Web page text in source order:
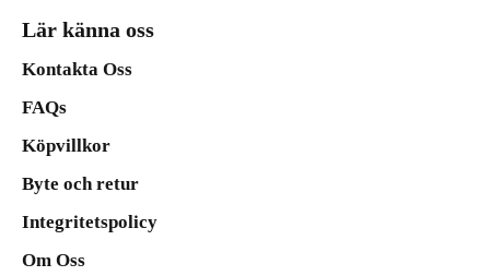
Lär känna oss
Kontakta Oss
FAQs
Köpvillkor
Byte och retur
Integritetspolicy
Om Oss